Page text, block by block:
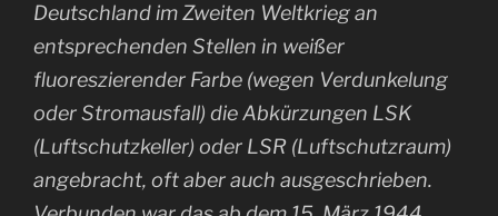
Deutschland im Zweiten Weltkrieg an
entsprechenden Stellen in weißer
fluoreszierender Farbe (wegen Verdunkelung
oder Stromausfall) die Abkürzungen LSK
(Luftschutzkeller) oder LSR (Luftschutzraum)
angebracht, oft aber auch ausgeschrieben.